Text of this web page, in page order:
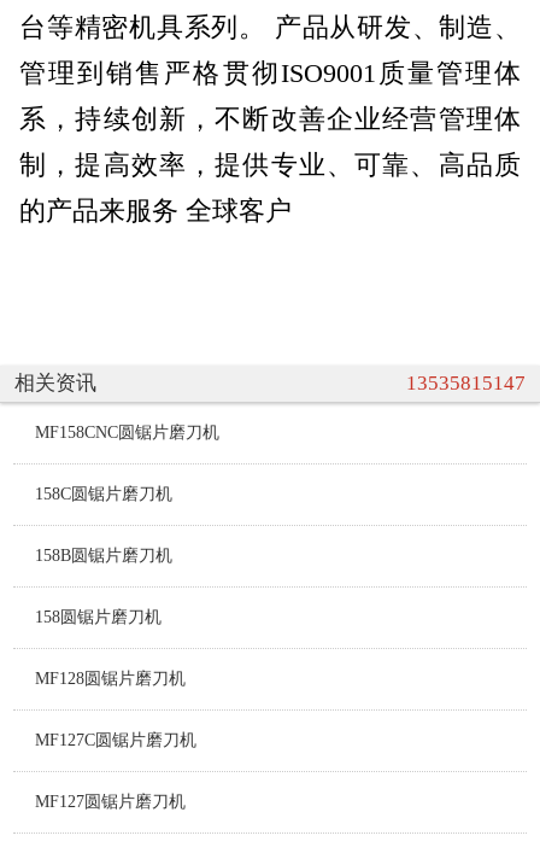
台等精密机具系列。 产品从研发、制造、
管理到销售严格贯彻ISO9001质量管理体
系，持续创新，不断改善企业经营管理体
制，提高效率，提供专业、可靠、高品质
的产品来服务 全球客户
相关资讯 13535815147
MF158CNC圆锯片磨刀机
158C圆锯片磨刀机
158B圆锯片磨刀机
158圆锯片磨刀机
MF128圆锯片磨刀机
MF127C圆锯片磨刀机
MF127圆锯片磨刀机